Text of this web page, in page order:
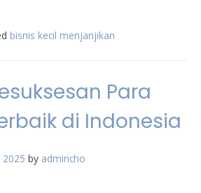
bisnis kecil menjanjikan
Para
di Indonesia
2025 by admincho